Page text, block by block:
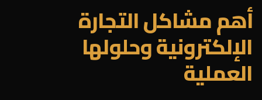
أهم مشاكل التجارة
الإلكترونية وحلولها
العملية